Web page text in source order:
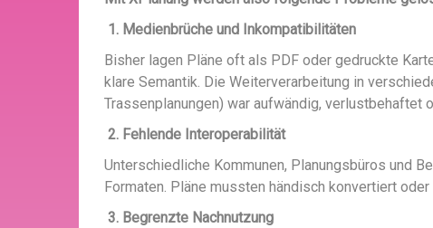
1. Medienbrüche und Inkompatibilitäten
Bisher lagen Pläne oft als PDF oder gedruckte
klare Semantik. Die Weiterverarbeitung in
Trassenplanungen) war aufwändig, verlustbehaftet
2. Fehlende Interoperabilität
Unterschiedliche Kommunen, Planungsbüros und
Formaten. Pläne mussten händisch konvertiert
3. Begrenzte Nachnutzung